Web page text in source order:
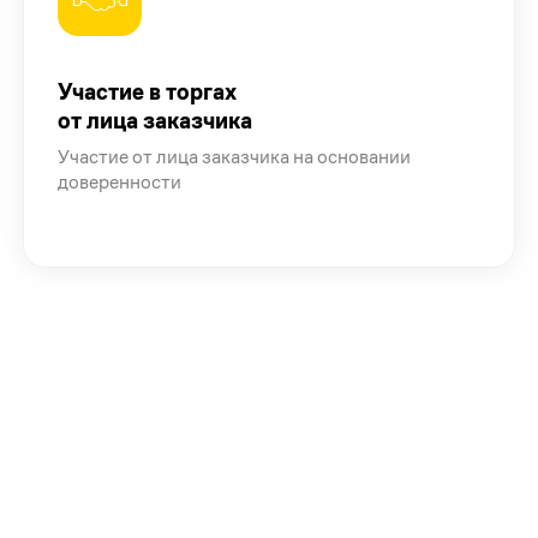
Участие в торгах
от лица заказчика
Участие от лица заказчика на основании
доверенности